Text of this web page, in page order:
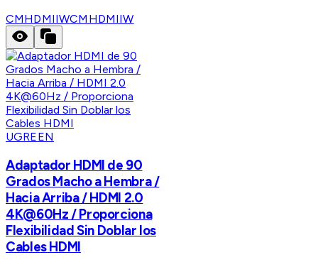
CMHDMIIWCMHDMIIW
UGREEN
Adaptador HDMI de 90
Grados Macho a Hembra /
Hacia Arriba / HDMI 2.0
4K@60Hz / Proporciona
Flexibilidad Sin Doblar los
Cables HDMI